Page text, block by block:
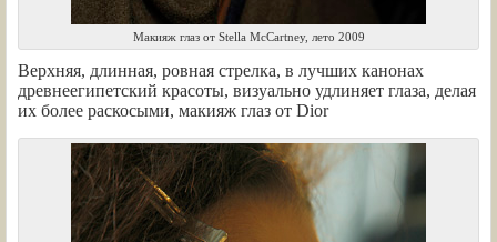
Макияж глаз от Stella McCartney, лето 2009
Верхняя, длинная, ровная стрелка, в лучших канонах
древнеегипетский красоты, визуально удлиняет глаза, делая
их более раскосыми, макияж глаз от Dior